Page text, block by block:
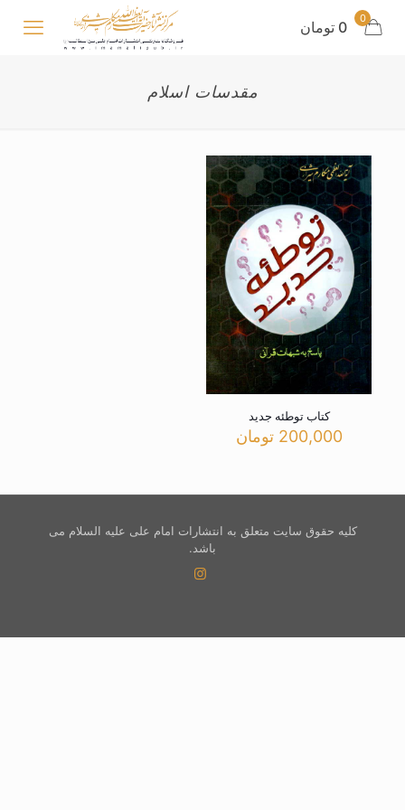
0 0 تومان
مقدسات اسلام
کتاب توطئه جدید
200,000 تومان
کلیه حقوق سایت متعلق به انتشارات امام علی علیه السلام می
باشد.